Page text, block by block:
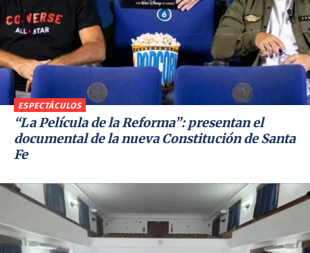
ESPECTÁCULOS
“La Película de la Reforma”: presentan el
documental de la nueva Constitución de Santa
Fe